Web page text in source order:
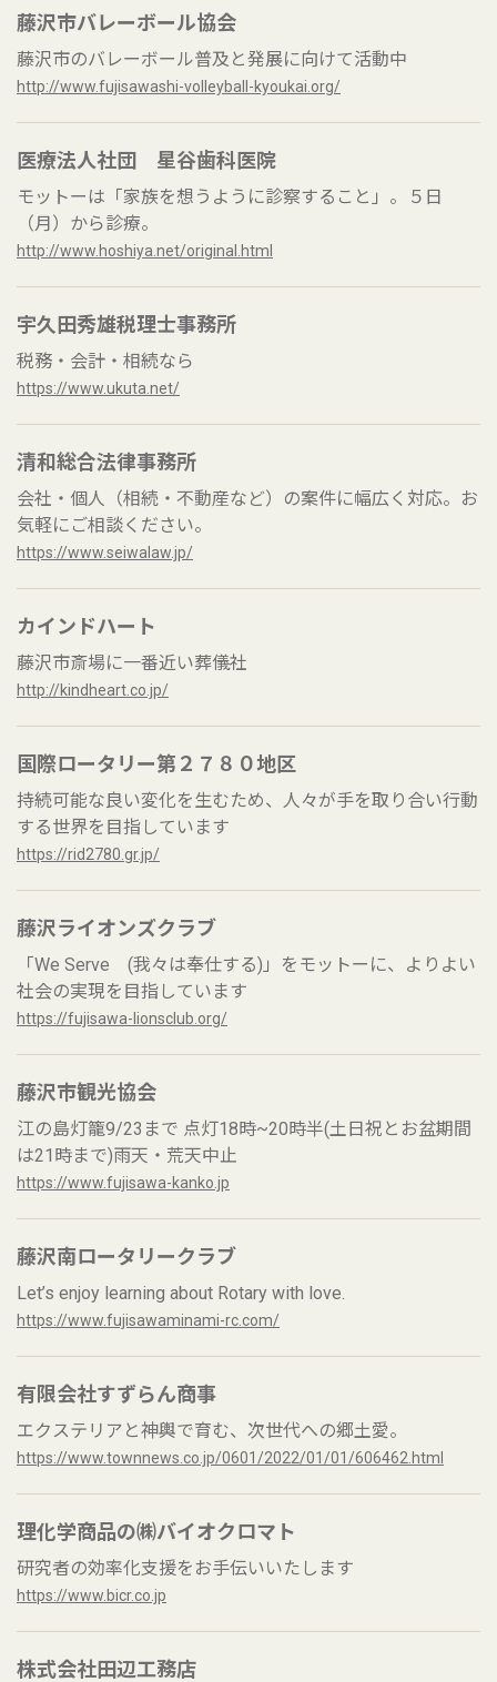
藤沢市バレーボール協会
藤沢市のバレーボール普及と発展に向けて活動中
http://www.fujisawashi-volleyball-kyoukai.org/
医療法人社団 星谷歯科医院
モットーは「家族を想うように診察すること」。５日
（月）から診療。
http://www.hoshiya.net/original.html
宇久田秀雄税理士事務所
税務・会計・相続なら
https://www.ukuta.net/
清和総合法律事務所
会社・個人（相続・不動産など）の案件に幅広く対応。お
気軽にご相談ください。
https://www.seiwalaw.jp/
カインドハート
藤沢市斎場に一番近い葬儀社
http://kindheart.co.jp/
国際ロータリー第２７８０地区
持続可能な良い変化を生むため、人々が手を取り合い行動
する世界を目指しています
https://rid2780.gr.jp/
藤沢ライオンズクラブ
「We Serve (我々は奉仕する)」をモットーに、よりよい
社会の実現を目指しています
https://fujisawa-lionsclub.org/
藤沢市観光協会
江の島灯籠9/23まで 点灯18時~20時半(土日祝とお盆期間
は21時まで)雨天・荒天中止
https://www.fujisawa-kanko.jp
藤沢南ロータリークラブ
Let’s enjoy learning about Rotary with love.
https://www.fujisawaminami-rc.com/
有限会社すずらん商事
エクステリアと神輿で育む、次世代への郷土愛。
https://www.townnews.co.jp/0601/2022/01/01/606462.html
理化学商品の㈱バイオクロマト
研究者の効率化支援をお手伝いいたします
https://www.bicr.co.jp
株式会社田辺工務店